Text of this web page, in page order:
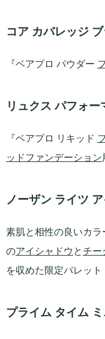
コア カバレッジ
『ベアプロ パウダー
リュクス パフォー
『ベアプロ リキッド
ッドファンデーション
ノーザン ライツ
素肌と相性の良いカ
のアイシャドウ とチー
を収めた限定パレット
プライム タイム